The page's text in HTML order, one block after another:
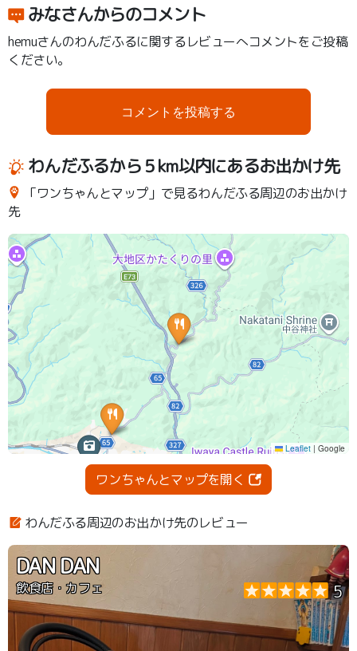
みなさんからのコメント
hemuさんのわんだふるに関するレビューへコメントをご投稿
ください。
コメントを投稿する
わんだふるから５km以内にあるお出かけ先
「ワンちゃんとマップ」で見るわんだふる周辺のお出かけ
先
ワンちゃんとマップを開く
わんだふる周辺のお出かけ先のレビュー
DAN DAN
飲食店・カフェ 5